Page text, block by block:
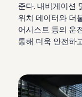
준다. 내비게이션
위치 데이터와 더
어시스트 등의 운
통해 더욱 안전하